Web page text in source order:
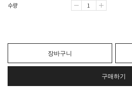
수량
장바구니
구매하기